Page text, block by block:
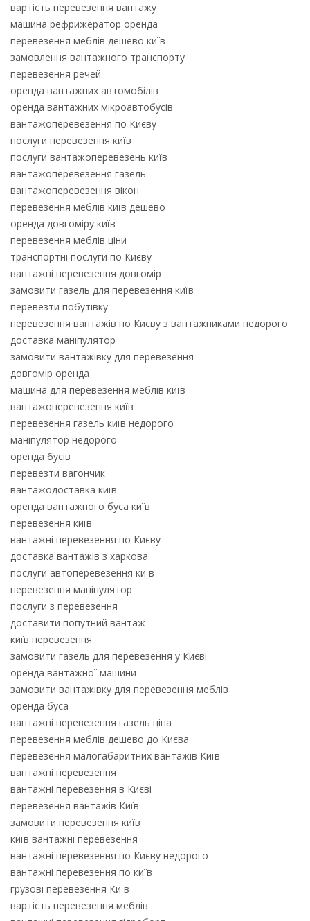
вартість перевезення вантажу
машина рефрижератор оренда
перевезення меблів дешево київ
замовлення вантажного транспорту
перевезення речей
оренда вантажних автомобілів
оренда вантажних мікроавтобусів
вантажоперевезення по Києву
послуги перевезення київ
послуги вантажоперевезень київ
вантажоперевезення газель
вантажоперевезення вікон
перевезення меблів київ дешево
оренда довгоміру київ
перевезення меблів ціни
транспортні послуги по Києву
вантажні перевезення довгомір
замовити газель для перевезення київ
перевезти побутівку
перевезення вантажів по Києву з вантажниками недорого
доставка маніпулятор
замовити вантажівку для перевезення
довгомір оренда
машина для перевезення меблів київ
вантажоперевезення київ
перевезення газель київ недорого
маніпулятор недорого
оренда бусів
перевезти вагончик
вантажодоставка київ
оренда вантажного буса київ
перевезення київ
вантажні перевезення по Києву
доставка вантажів з харкова
послуги автоперевезення київ
перевезення маніпулятор
послуги з перевезення
доставити попутний вантаж
київ перевезення
замовити газель для перевезення у Києві
оренда вантажної машини
замовити вантажівку для перевезення меблів
оренда буса
вантажні перевезення газель ціна
перевезення меблів дешево до Києва
перевезення малогабаритних вантажів Київ
вантажні перевезення
вантажні перевезення в Києві
перевезення вантажів Київ
замовити перевезення київ
київ вантажні перевезення
вантажні перевезення по Києву недорого
вантажні перевезення по київ
грузові перевезення Київ
вартість перевезення меблів